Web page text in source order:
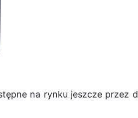
na rynku jeszcze przez